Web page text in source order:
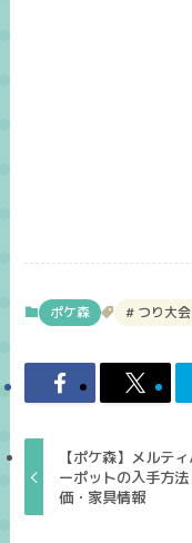
ポケ森 つり大
【ポケ森】メルテ
ーポットの入手方
価・家具情報